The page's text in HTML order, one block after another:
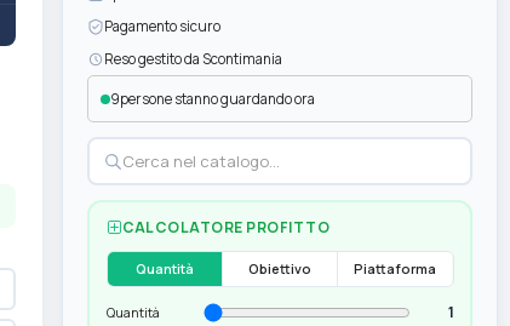
Pagamento sicuro
Reso gestito da Scontimania
9persone stanno guardando ora
CALCOLATORE PROFITTO
Quantità Obiettivo Piattaforma
Quantità
1